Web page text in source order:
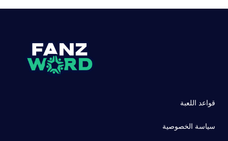
قواعد اللعبة
سياسة الخصوصية